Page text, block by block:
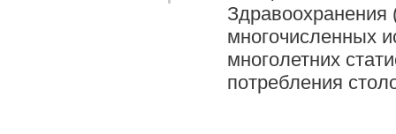
многочисленных
многолетних
потребления